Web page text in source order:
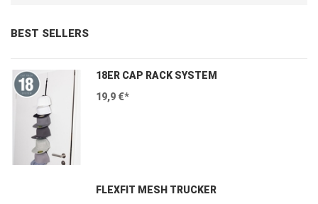
BEST SELLERS
18ER CAP RACK SYSTEM
19,9 €*
FLEXFIT MESH TRUCKER